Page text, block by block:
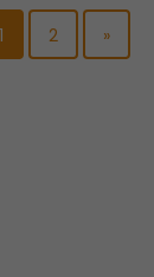
1 2 »